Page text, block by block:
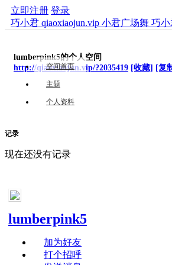
立即注册 登录
巧小君 qiaoxiaojun.vip 小君广场舞 巧
lumberpink5的个人空间
http://qiaoxiaojun.vip/?2035419 [收藏] [复
空间首页
主题
个人资料
记录
现在还没有记录
lumberpink5
加为好友
打个招呼